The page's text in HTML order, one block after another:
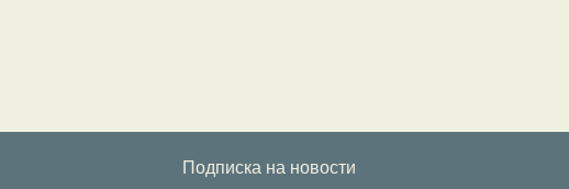
Подписка на новости